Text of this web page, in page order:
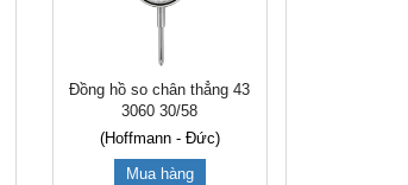
Đồng hồ so chân thẳng 43
3060 30/58
(Hoffmann - Đức)
Mua hàng